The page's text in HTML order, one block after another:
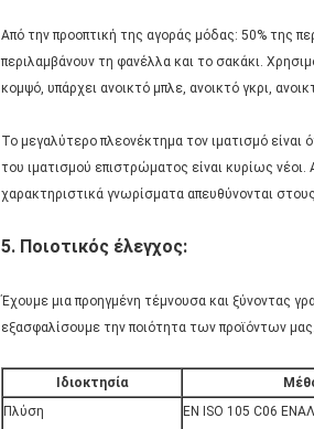
Από την προοπτική της αγοράς μόδας: 50% της
περιλαμβάνουν τη φανέλλα και το σακάκι.
κομψό, υπάρχει ανοικτό μπλε, ανοικτό γκρι,
Το μεγαλύτερο πλεονέκτημα τον ιματισμό
του ιματισμού επιστρώματος είναι κυρίως
χαρακτηριστικά γνωρίσματα απευθύνονται
5. Ποιοτικός έλεγχος:
Έχουμε μια προηγμένη τέμνουσα και ξύνοντας
εξασφαλίσουμε την ποιότητα των προϊόντων μας.
Ιδιοκτησία
Πλύση
EN ISO 105 C06